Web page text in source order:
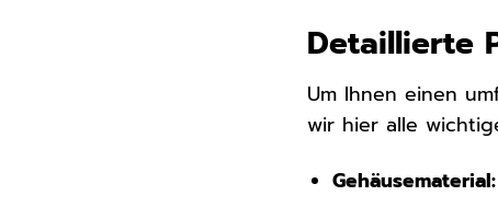
Detaillierte
Um Ihnen einen
wir hier alle
Gehäusematerial: